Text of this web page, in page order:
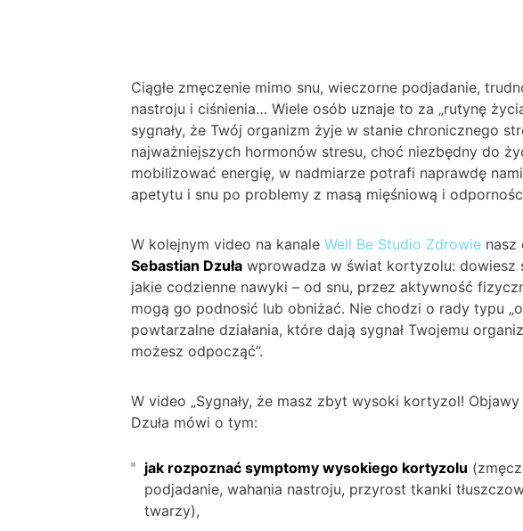
Ciągłe zmęczenie mimo snu, wieczorne podjadanie,
nastroju i ciśnienia… Wiele osób uznaje to za „rutynę
sygnały, że Twój organizm żyje w stanie chronicznego
najważniejszych hormonów stresu, choć niezbędny do
mobilizować energię, w nadmiarze potrafi naprawdę
apetytu i snu po problemy z masą mięśniową i
W kolejnym video na kanale Well Be Studio Zdrowie nasz
Sebastian Dzuła wprowadza w świat kortyzolu: dowiesz
jakie codzienne nawyki – od snu, przez aktywność
mogą go podnosić lub obniżać. Nie chodzi o rady typu
powtarzalne działania, które dają sygnał Twojemu
możesz odpocząć”.
W video „Sygnały, że masz zbyt wysoki kortyzol!
Dzuła mówi o tym:
jak rozpoznać symptomy wysokiego kortyzolu
podjadanie, wahania nastroju, przyrost tkanki
twarzy),